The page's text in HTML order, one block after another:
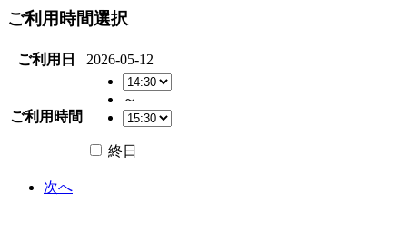
ご利用時間選択
ご利用日 2026-05-12
ご利用時間
～
終日
次へ